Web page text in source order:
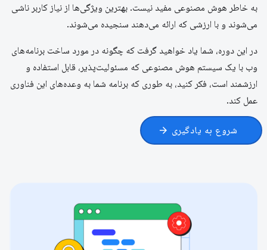
به خاطر هوش مصنوعی مفید نیست. بهترین ویژگی‌ها از نیاز کاربر ناشی
می‌شوند و با ارزشی که ارائه می‌دهند سنجیده می‌شوند.
در این دوره، شما یاد خواهید گرفت که چگونه در مورد ساخت برنامه‌های
وب با یک سیستم هوش مصنوعی که مسئولیت‌پذیر، قابل استفاده و
ارزشمند است، فکر کنید، به طوری که برنامه شما به وعده‌های این فناوری
عمل کند.
شروع به یادگیری arrow_forward